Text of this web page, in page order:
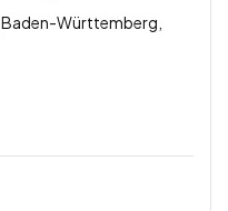
Württemberg,